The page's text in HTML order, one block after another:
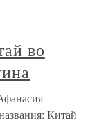
во
Китай